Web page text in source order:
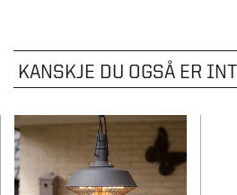
KANSKJE DU OGSÅ ER